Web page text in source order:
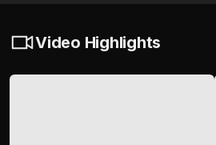
Video Highlights